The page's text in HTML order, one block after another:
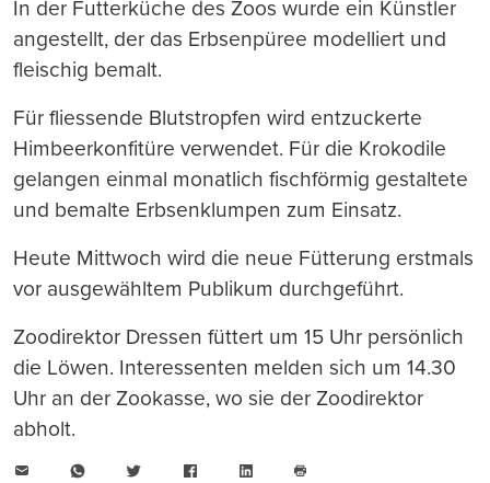
In der Futterküche des Zoos wurde ein Künstler
angestellt, der das Erbsenpüree modelliert und
fleischig bemalt.
Für fliessende Blutstropfen wird entzuckerte
Himbeerkonfitüre verwendet. Für die Krokodile
gelangen einmal monatlich fischförmig gestaltete
und bemalte Erbsenklumpen zum Einsatz.
Heute Mittwoch wird die neue Fütterung erstmals
vor ausgewähltem Publikum durchgeführt.
Zoodirektor Dressen füttert um 15 Uhr persönlich
die Löwen. Interessenten melden sich um 14.30
Uhr an der Zookasse, wo sie der Zoodirektor
abholt.
WhatsAppTwitter FacebookLinkedIn